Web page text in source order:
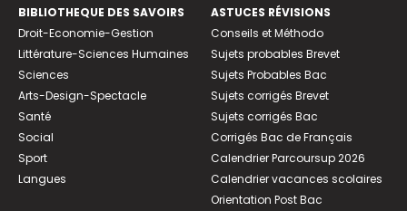
BIBLIOTHEQUE DES SAVOIRS
Droit-Economie-Gestion
Littérature-Sciences Humaines
Sciences
Arts-Design-Spectacle
Santé
Social
Sport
Langues
ASTUCES RÉVISIONS
Conseils et Méthodo
Sujets probables Brevet
Sujets Probables Bac
Sujets corrigés Brevet
Sujets corrigés Bac
Corrigés Bac de Français
Calendrier Parcoursup 2026
Calendrier vacances scolaires
Orientation Post Bac